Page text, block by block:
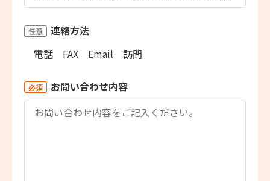
任意
連絡方法
電話
FAX Email 訪問
必須 お問い合わせ内容